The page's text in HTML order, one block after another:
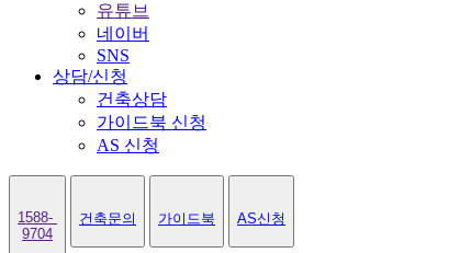
유튜브
네이버
SNS
상담/신청
건축상담
가이드북 신청
AS 신청
1588-
9704
건축문의 가이드북 AS신청